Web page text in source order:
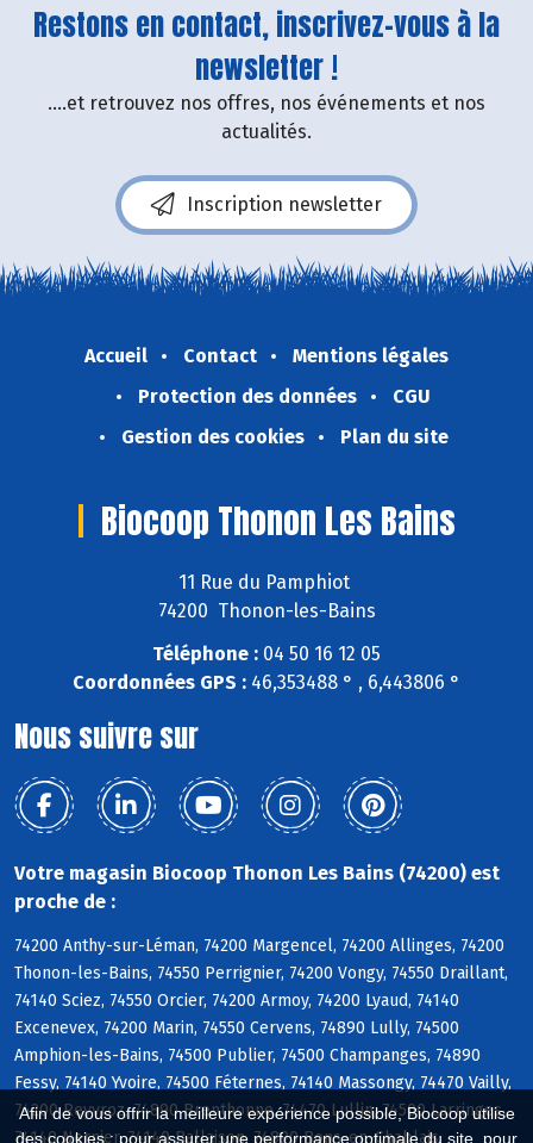
Afin de vous offrir la meilleure expérience possible, Biocoop utilise
des cookies : pour assurer une performance optimale du site, pour
Restons en contact, inscrivez-vous à la
newsletter !
....et retrouvez nos offres, nos événements et nos
actualités.
Inscription newsletter
Accueil Contact
Mentions légales
Protection des données
CGU
Gestion des cookies
Plan du site
Biocoop Thonon Les Bains
11 Rue du Pamphiot
74200 Thonon-les-Bains
Téléphone : 04 50 16 12 05
Coordonnées GPS : 46,353488 ° , 6,443806 °
Nous suivre sur
Votre magasin Biocoop Thonon Les Bains (74200) est
proche de :
74200 Anthy-sur-Léman, 74200 Margencel, 74200 Allinges, 74200
Thonon-les-Bains, 74550 Perrignier, 74200 Vongy, 74550 Draillant,
74140 Sciez, 74550 Orcier, 74200 Armoy, 74200 Lyaud, 74140
Excenevex, 74200 Marin, 74550 Cervens, 74890 Lully, 74500
Amphion-les-Bains, 74500 Publier, 74500 Champanges, 74890
Fessy, 74140 Yvoire, 74500 Féternes, 74140 Massongy, 74470 Vailly,
74200 Reyvroz, 74890 Brenthonne, 74470 Lullin, 74500 Larringes,
74140 Nernier, 74140 Ballaison, 74890 Bons-en-Chablais